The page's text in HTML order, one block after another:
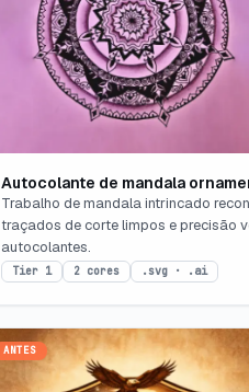
Autocolante de mandala
Trabalho de mandala intrincado
traçados de corte limpos e precisão
autocolantes.
Tier 1 2 cores .svg · .ai
ANTES